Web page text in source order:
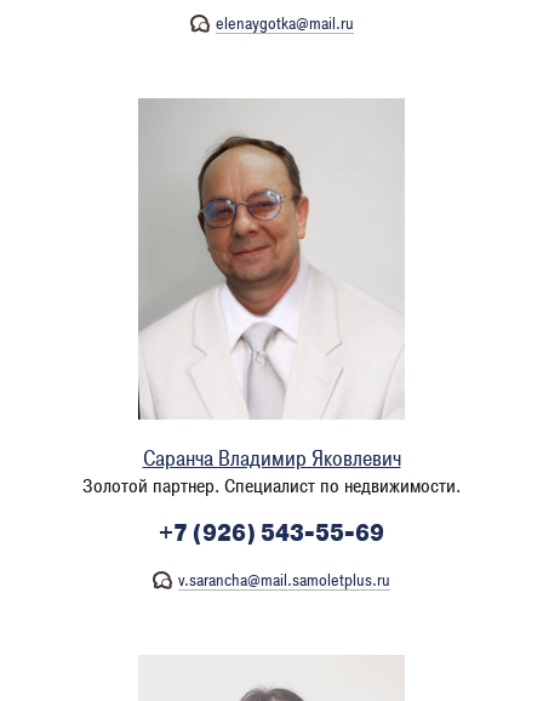
elenaygotka@mail.ru
Саранча Владимир Яковлевич
Золотой партнер. Специалист по недвижимости.
+7 (926) 543-55-69
v.sarancha@mail.samoletplus.ru